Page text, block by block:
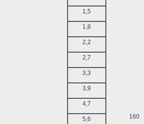
160
1,5
1,8
2,2
2,7
3,3
3,9
4,7
5,6